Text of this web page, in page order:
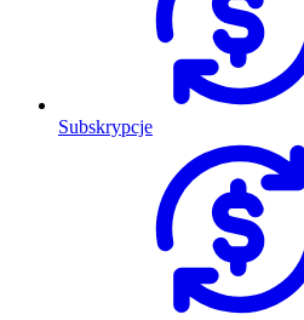
Subskrypcje